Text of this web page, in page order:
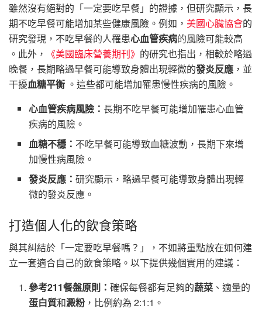
雖然沒有絕對的「一定要吃早餐」的證據，但研究顯示，長
期不吃早餐可能增加某些健康風險。例如， 美國心臟協會的
研究發現，不吃早餐的人罹患心血管疾病的風險可能較高
。此外，
《美國臨床營養期刊》 的研究也指出，相較於略過
晚餐，長期略過早餐可能導致身體出現輕微的發炎反應 ，並
干擾血糖平衡 。這些都可能增加罹患慢性疾病的風險。
心血管疾病風險：長期不吃早餐可能增加罹患心血管
疾病的風險。
血糖不穩： 不吃早餐可能導致血糖波動，長期下來增
加慢性病風險。
發炎反應：研究顯示，略過早餐可能導致身體出現輕
微的發炎反應。
打造個人化的飲食策略
與其糾結於「一定要吃早餐嗎？」，不如將重點放在如何建
立一套適合自己的飲食策略。以下提供幾個實用的建議：
參考211餐盤原則：確保每餐都有足夠的蔬菜 、適量的
蛋白質和澱粉，比例約為 2:1:1。